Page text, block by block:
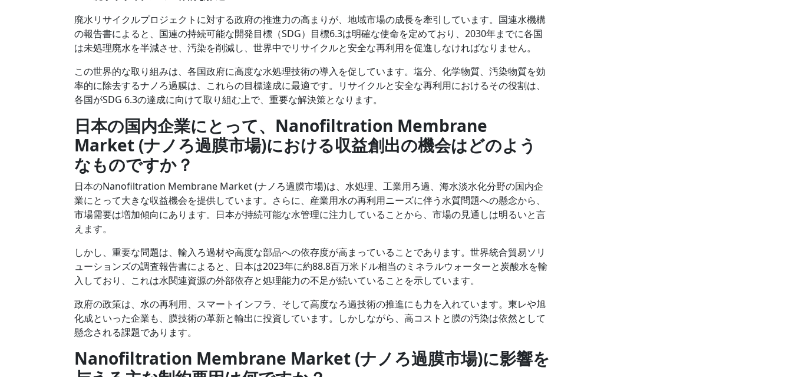
廃水リサイクルプロジェクトに対する政府の推進力の高まりが、地域市場の成長を牽引しています。国連水機構
の報告書によると、国連の持続可能な開発目標（SDG）目標6.3は明確な使命を定めており、2030年までに各国
は未処理廃水を半減させ、汚染を削減し、世界中でリサイクルと安全な再利用を促進しなければなりません。
この世界的な取り組みは、各国政府に高度な水処理技術の導入を促しています。塩分、化学物質、汚染物質を効
率的に除去するナノろ過膜は、これらの目標達成に最適です。リサイクルと安全な再利用におけるその役割は、
各国がSDG 6.3の達成に向けて取り組む上で、重要な解決策となります。
日本の国内企業にとって、Nanofiltration Membrane
Market (ナノろ過膜市場)における収益創出の機会はどのよう
なものですか？
日本のNanofiltration Membrane Market (ナノろ過膜市場)は、水処理、工業用ろ過、海水淡水化分野の国内企
業にとって大きな収益機会を提供しています。さらに、産業用水の再利用ニーズに伴う水質問題への懸念から、
市場需要は増加傾向にあります。日本が持続可能な水管理に注力していることから、市場の見通しは明るいと言
えます。
しかし、重要な問題は、輸入ろ過材や高度な部品への依存度が高まっていることであります。世界統合貿易ソリ
ューションズの調査報告書によると、日本は2023年に約88.8百万米ドル相当のミネラルウォーターと炭酸水を輸
入しており、これは水関連資源の外部依存と処理能力の不足が続いていることを示しています。
政府の政策は、水の再利用、スマートインフラ、そして高度なろ過技術の推進にも力を入れています。東レや旭
化成といった企業も、膜技術の革新と輸出に投資しています。しかしながら、高コストと膜の汚染は依然として
懸念される課題であります。
Nanofiltration Membrane Market (ナノろ過膜市場)に影響を